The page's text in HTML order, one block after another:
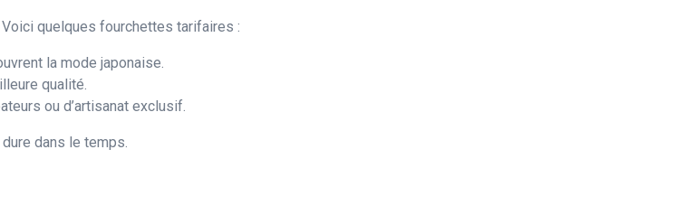
quelques fourchettes tarifaires :
la mode japonaise.
qualité.
ou d’artisanat exclusif.
dans le temps.